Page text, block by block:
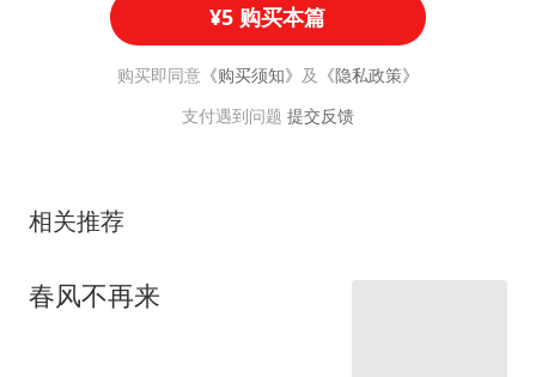
¥5 购买本篇
购买即同意 《购买须知》 及 《隐私政策》
支付遇到问题 提交反馈
相关推荐
春风不再来